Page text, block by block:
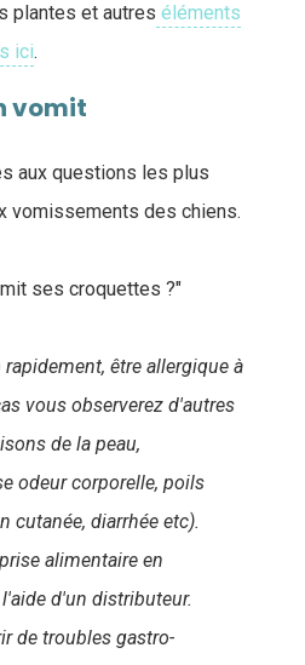
plantes et autres éléments
ici.
vomit
aux questions les plus
vomissements des chiens.
ses croquettes ?"
être allergique à
vous observerez d'autres
de la peau,
odeur corporelle, poils
cutanée, diarrhée etc).
alimentaire en
d'un distributeur.
de troubles gastro-